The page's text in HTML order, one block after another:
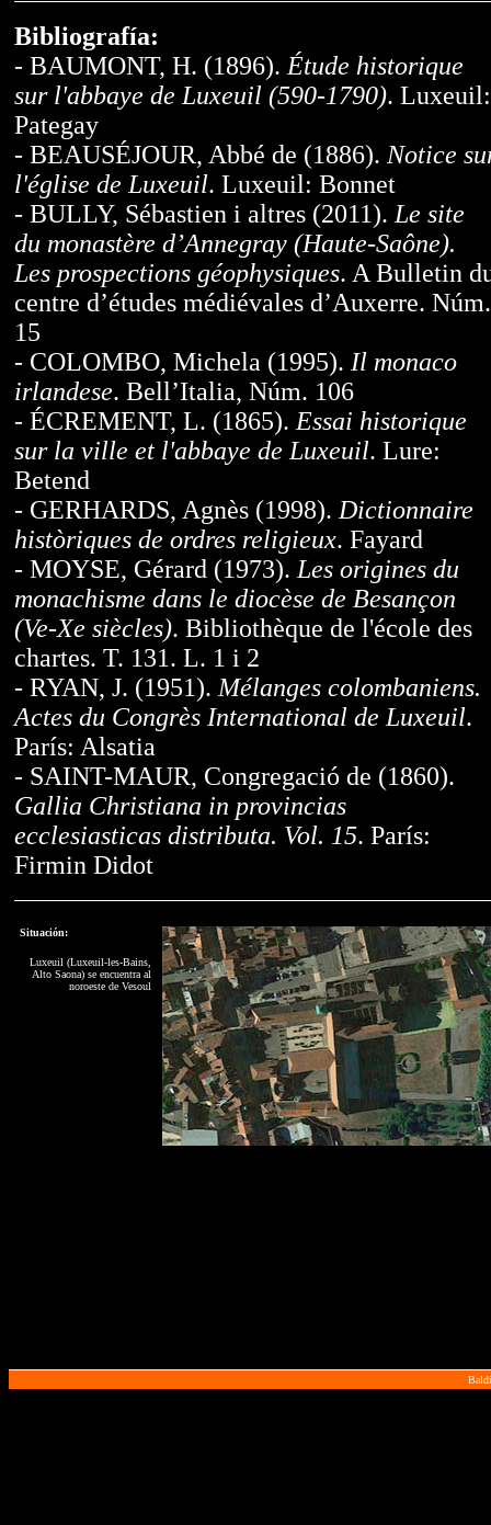
Bibliografía:
- BAUMONT, H. (1896). Étude historique
sur l'abbaye de Luxeuil (590-1790). Luxeuil:
Pategay
- BEAUSÉJOUR, Abbé de (1886). Notice
l'église de Luxeuil. Luxeuil: Bonnet
- BULLY, Sébastien i altres (2011). Le site
du monastère d’Annegray (Haute-Saône).
Les prospections géophysiques. A Bulletin
centre d’études médiévales d’Auxerre. Núm.
15
- COLOMBO, Michela (1995). Il monaco
irlandese. Bell’Italia, Núm. 106
- ÉCREMENT, L. (1865). Essai historique
sur la ville et l'abbaye de Luxeuil. Lure:
Betend
- GERHARDS, Agnès (1998). Dictionnaire
històriques de ordres religieux. Fayard
- MOYSE, Gérard (1973). Les origines du
monachisme dans le diocèse de Besançon
(Ve-Xe siècles). Bibliothèque de l'école des
chartes. T. 131. L. 1 i 2
- RYAN, J. (1951). Mélanges colombaniens.
Actes du Congrès International de Luxeuil.
París: Alsatia
- SAINT-MAUR, Congregació de (1860).
Gallia Christiana in provincias
ecclesiasticas distributa. Vol. 15. París:
Firmin Didot
Situación:
Luxeuil (Luxeuil-les-Bains,
Alto Saona) se encuentra al
noroeste de Vesoul